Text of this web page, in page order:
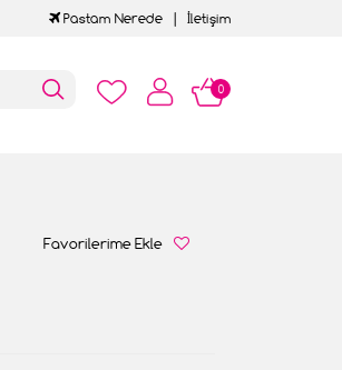
Pastam Nerede İletişim
0
Favorilerime Ekle